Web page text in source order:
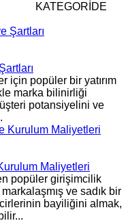
KATEGORİDE
için popüler bir yatırım
marka bilinirliği
potansiyelini ve
Maliyetleri
popüler girişimcilik
ve sadık bir
bayiliğini almak,